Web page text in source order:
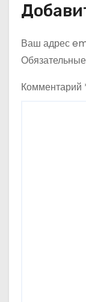
Ваш адрес
Комментарий